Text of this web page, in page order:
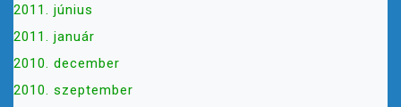
2011. június
2011. január
2010. december
2010. szeptember